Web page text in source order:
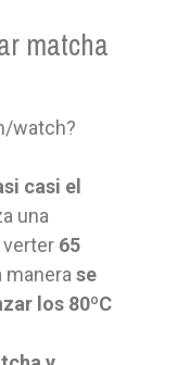
matcha
watch?
casi el
una
verter 65
manerase
los 80ºC